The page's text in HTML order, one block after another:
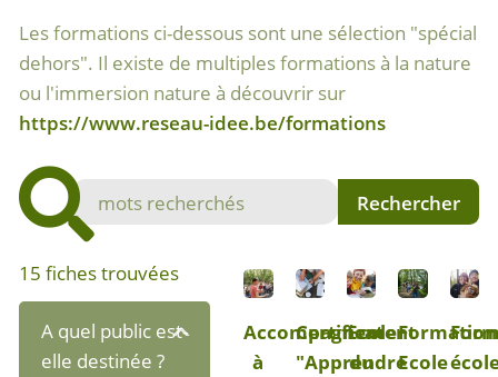
Les formations ci-dessous sont une sélection "spécial
dehors". Il existe de multiples formations à la nature
ou l'immersion nature à découvrir sur
https://www.reseau-idee.be/formations
15 fiches trouvées
A quel public est-
elle destinée ?
Accompagnement
à
Certificat
"Apprendre
Ecole
du
Formation
Ecole